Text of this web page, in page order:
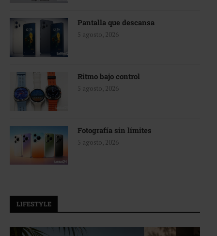
Pantalla que descansa
5 agosto, 2026
Ritmo bajo control
5 agosto, 2026
Fotografía sin límites
5 agosto, 2026
LIFESTYLE